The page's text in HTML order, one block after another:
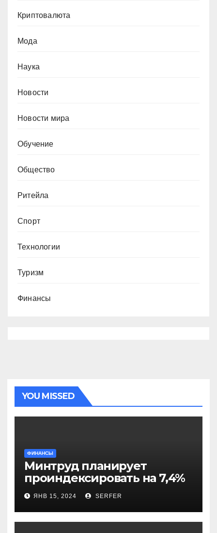
Криптовалюта
Мода
Наука
Новости
Новости мира
Обучение
Общество
Ритейла
Спорт
Технологии
Туризм
Финансы
YOU MISSED
ФИНАНСЫ
Минтруд планирует
проиндексировать на 7,4%
более 40 выплат и
компенсаций
ЯНВ 15, 2024 SERFER